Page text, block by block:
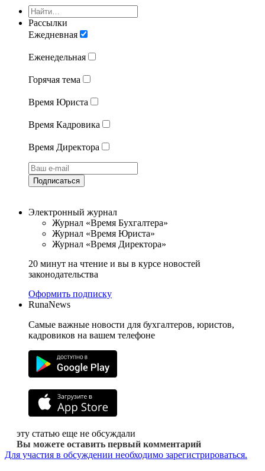
Рассылки
Ежедневная
Еженедельная
Горячая тема
Время Юриста
Время Кадровика
Время Директора
Подписаться
Электронный журнал
Журнал «Время Бухгалтера»
Журнал «Время Юриста»
Журнал «Время Директора»
20 минут на чтение и вы в курсе новостей
законодательства
Оформить подписку
RunaNews
Самые важные новости для бухгалтеров, юристов,
кадровиков на вашем телефоне
эту статью еще не обсуждали
Вы можете оставить первый комментарий
Для участия в обсуждении необходимо зарегистрироваться.